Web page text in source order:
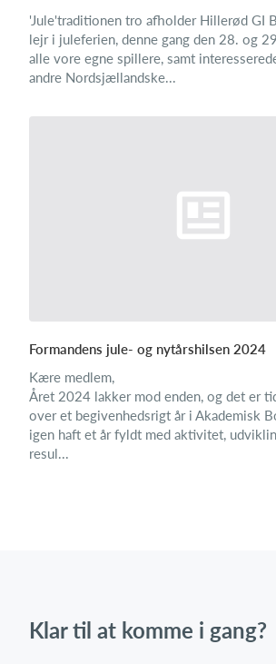
'Jule'traditionen tro afholder Hillerød GI
lejr i juleferien, denne gang den 28. og
alle vore egne spillere, samt
andre Nordsjællandske...
Formandens jule- og nytårshilsen 2024
Kære medlem,
Året 2024 lakker mod enden, og det er
over et begivenhedsrigt år i Akademisk
igen haft et år fyldt med aktivitet,
resul...
Klar til at komme i gang?